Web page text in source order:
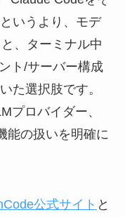
いうより、モデ
、ターミナル中
ト/サーバー構成
た選択肢です。
プロバイダー、
能の扱いを明確に
公式サイト と